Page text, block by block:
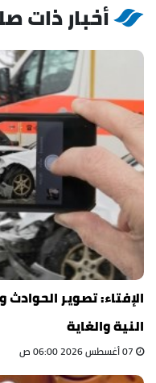
أخبار ذات
الإفتاء: تصوير
النية والغاية